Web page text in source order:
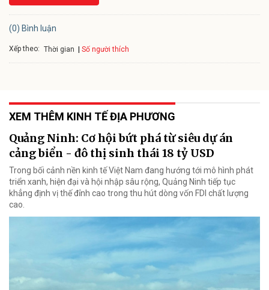
(0) Bình luận
Xếp theo: Thời gian Số người thích
XEM THÊM KINH TẾ ĐỊA PHƯƠNG
Quảng Ninh: Cơ hội bứt phá từ siêu dự án
cảng biển - đô thị sinh thái 18 tỷ USD
Trong bối cảnh nền kinh tế Việt Nam đang hướng tới mô hình phát
triển xanh, hiện đại và hội nhập sâu rộng, Quảng Ninh tiếp tục
khẳng định vị thế đỉnh cao trong thu hút dòng vốn FDI chất lượng
cao.